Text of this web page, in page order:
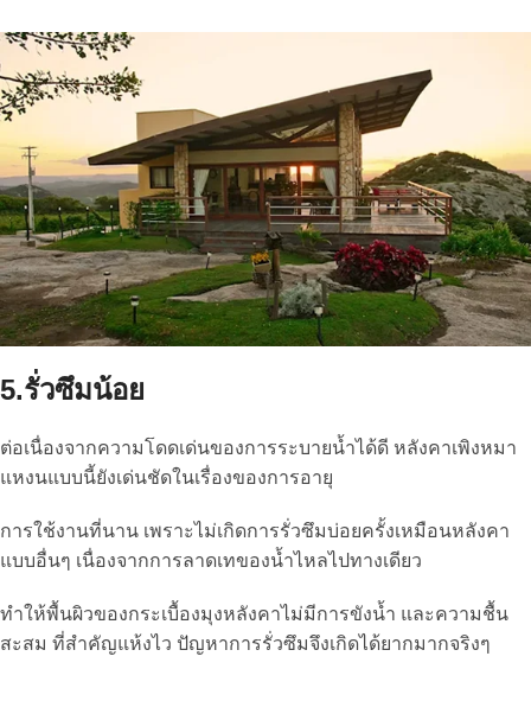
5.รั่วซึมน้อย
ต่อเนื่องจากความโดดเด่นของการระบายน้ำได้ดี หลังคาเพิงหมา
แหงนแบบนี้ยังเด่นชัดในเรื่องของการอายุ
การใช้งานที่นาน เพราะไม่เกิดการรั่วซึมบ่อยครั้งเหมือนหลังคา
แบบอื่นๆ เนื่องจากการลาดเทของน้ำไหลไปทางเดียว
ทำให้พื้นผิวของกระเบื้องมุงหลังคาไม่มีการขังน้ำ และความชื้น
สะสม ที่สำคัญแห้งไว ปัญหาการรั่วซึมจึงเกิดได้ยากมากจริงๆ